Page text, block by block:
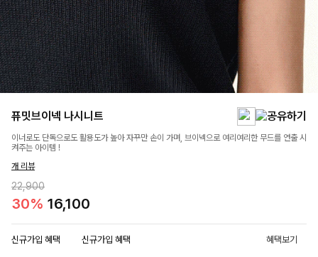
퓨밋브이넥 나시니트
이너로도 단독으로도 활용도가 높아 자꾸만 손이 가며, 브이넥으로 여리여리한 무드를 연출 시
켜주는 아이템 !
개 리뷰
22,900
30% 16,100
신규가입 혜택 신규가입 혜택 혜택보기